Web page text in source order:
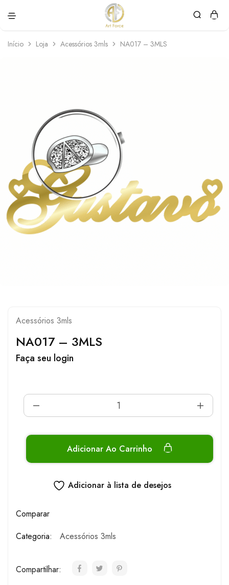
Force
personalizadas
Início Loja Acessórios 3mls NA017 – 3MLS
Acessórios 3mls
NA017 – 3MLS
Faça seu login
Adicionar Ao Carrinho
Adicionar à lista de desejos
Comparar
Categoria:
Acessórios 3mls
Compartilhar: